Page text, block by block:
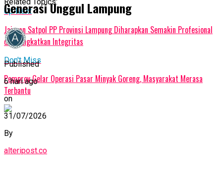
Up Next
Jajaran Satpol PP Provinsi Lampung Diharapkan Semakin Profesional
dan Tingkatkan Integritas
Don't Miss
Pemprov Gelar Operasi Pasar Minyak Goreng, Masyarakat Merasa
Terbantu
Generasi Unggul Lampung
Published
6 hari ago
on
31/07/2026
By
alteripost.co